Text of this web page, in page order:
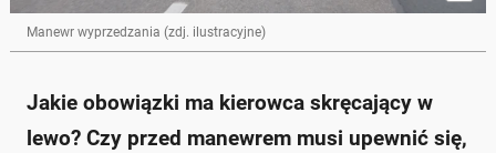
Manewr wyprzedzania (zdj. ilustracyjne)
Jakie obowiązki ma kierowca skręcający w
lewo? Czy przed manewrem musi upewnić się,